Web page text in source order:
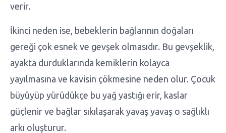
verir.
İkinci neden ise, bebeklerin bağlarının doğaları
gereği çok esnek ve gevşek olmasıdır. Bu gevşeklik,
ayakta durduklarında kemiklerin kolayca
yayılmasına ve kavisin çökmesine neden olur. Çocuk
büyüyüp yürüdükçe bu yağ yastığı erir, kaslar
güçlenir ve bağlar sıkılaşarak yavaş yavaş o sağlıklı
arkı oluşturur.